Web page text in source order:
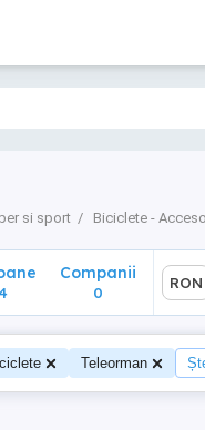
si sport Biciclete -
Companii
0
RON
Teleorman